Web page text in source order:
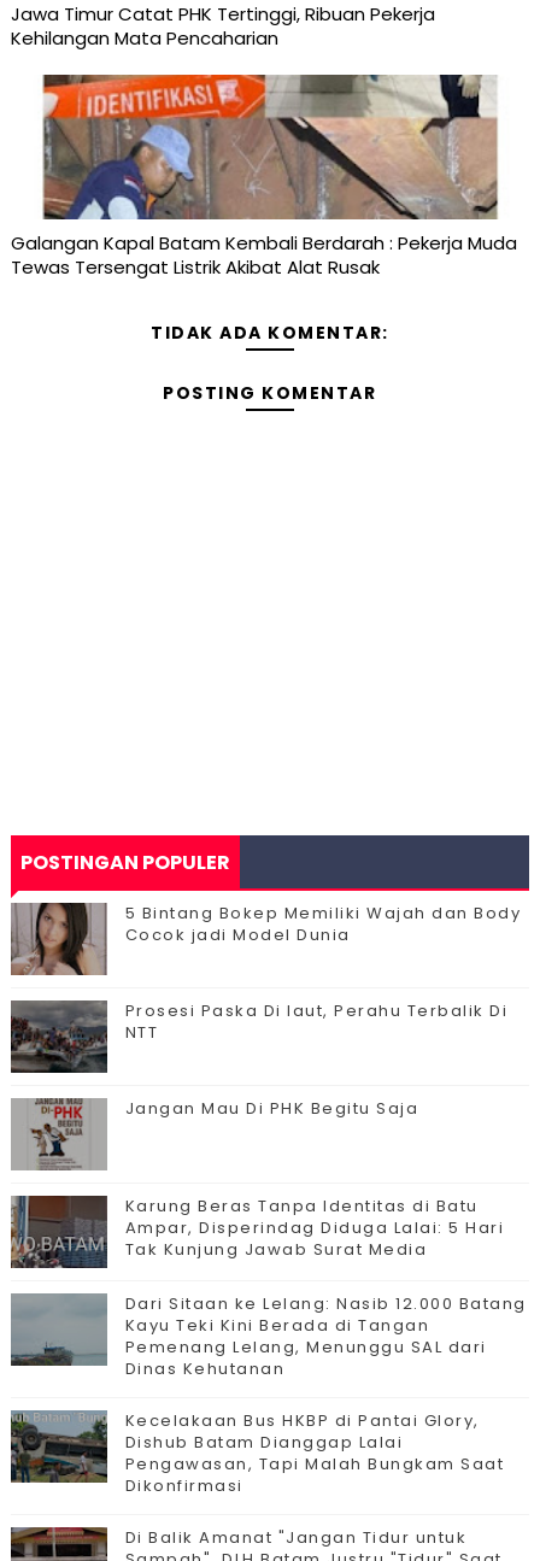
Jawa Timur Catat PHK Tertinggi, Ribuan Pekerja
Kehilangan Mata Pencaharian
Galangan Kapal Batam Kembali Berdarah : Pekerja Muda
Tewas Tersengat Listrik Akibat Alat Rusak
TIDAK ADA KOMENTAR:
POSTING KOMENTAR
POSTINGAN POPULER
5 Bintang Bokep Memiliki Wajah dan Body
Cocok jadi Model Dunia
Prosesi Paska Di laut, Perahu Terbalik Di
NTT
Jangan Mau Di PHK Begitu Saja
Karung Beras Tanpa Identitas di Batu
Ampar, Disperindag Diduga Lalai: 5 Hari
Tak Kunjung Jawab Surat Media
Dari Sitaan ke Lelang: Nasib 12.000 Batang
Kayu Teki Kini Berada di Tangan
Pemenang Lelang, Menunggu SAL dari
Dinas Kehutanan
Kecelakaan Bus HKBP di Pantai Glory,
Dishub Batam Dianggap Lalai
Pengawasan, Tapi Malah Bungkam Saat
Dikonfirmasi
Di Balik Amanat "Jangan Tidur untuk